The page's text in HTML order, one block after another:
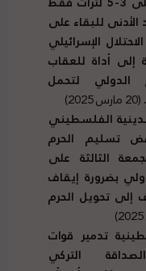
الأدنى للبقاء على
الإسرائيلي
إلى أداة للعقاب
الدولي لتحمل
(20 مارس 2025)
الفلسطيني
تسليم الحرم
الثالثة على
بضرورة إيقاف
إلى تحويل الحرم
تدمير قوات
التركي